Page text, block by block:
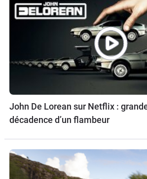
John De Lorean sur Netflix :
décadence d’un flambeur